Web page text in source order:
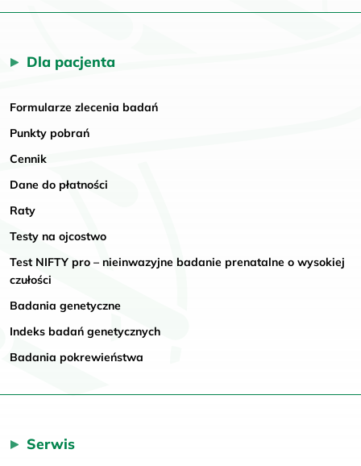
Dla pacjenta
Formularze zlecenia badań
Punkty pobrań
Cennik
Dane do płatności
Raty
Testy na ojcostwo
Test NIFTY pro – nieinwazyjne badanie prenatalne o wysokiej
czułości
Badania genetyczne
Indeks badań genetycznych
Badania pokrewieństwa
Serwis